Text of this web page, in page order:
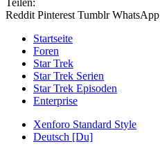
Reddit Pinterest Tumblr WhatsApp
Startseite
Foren
Star Trek
Star Trek Serien
Star Trek Episoden
Enterprise
Xenforo Standard Style
Deutsch [Du]